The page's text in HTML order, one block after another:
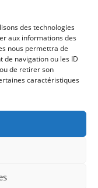
des technologies
aux informations des
nous permettra de
navigation ou les ID
de retirer son
caractéristiques